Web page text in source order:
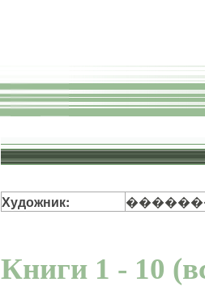
Художник:
Книги 1 - 10